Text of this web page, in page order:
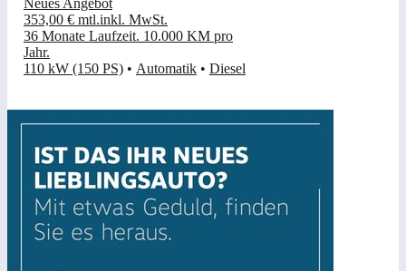
Neues Angebot
353,00 € mtl.inkl. MwSt.
36 Monate Laufzeit. 10.000 KM pro
Jahr.
110 kW (150 PS) • Automatik • Diesel